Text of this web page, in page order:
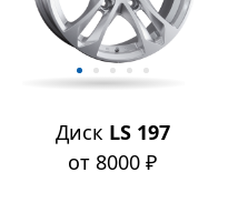
Диск LS 197
от 8000 ₽